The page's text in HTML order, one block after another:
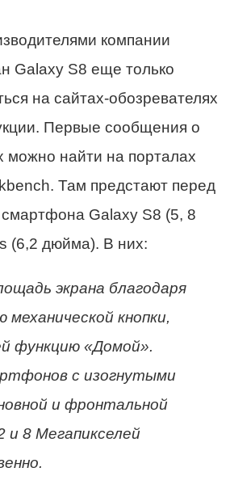
компании
Galaxy S8 еще только
на сайтах-обозревателях
Первые сообщения о
можно найти на порталах
Там предстают перед
Galaxy S8 (5, 8
(6,2 дюйма). В них:
экрана благодаря
кнопки,
функцию «Домой».
с изогнутыми
и фронтальной
и 8 Мегапикселей